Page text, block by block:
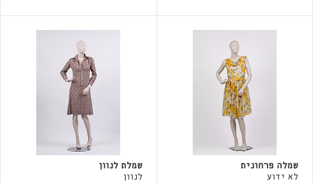
שמלה פרחונית
לא ידוע
שמלת לנוון
לנוון